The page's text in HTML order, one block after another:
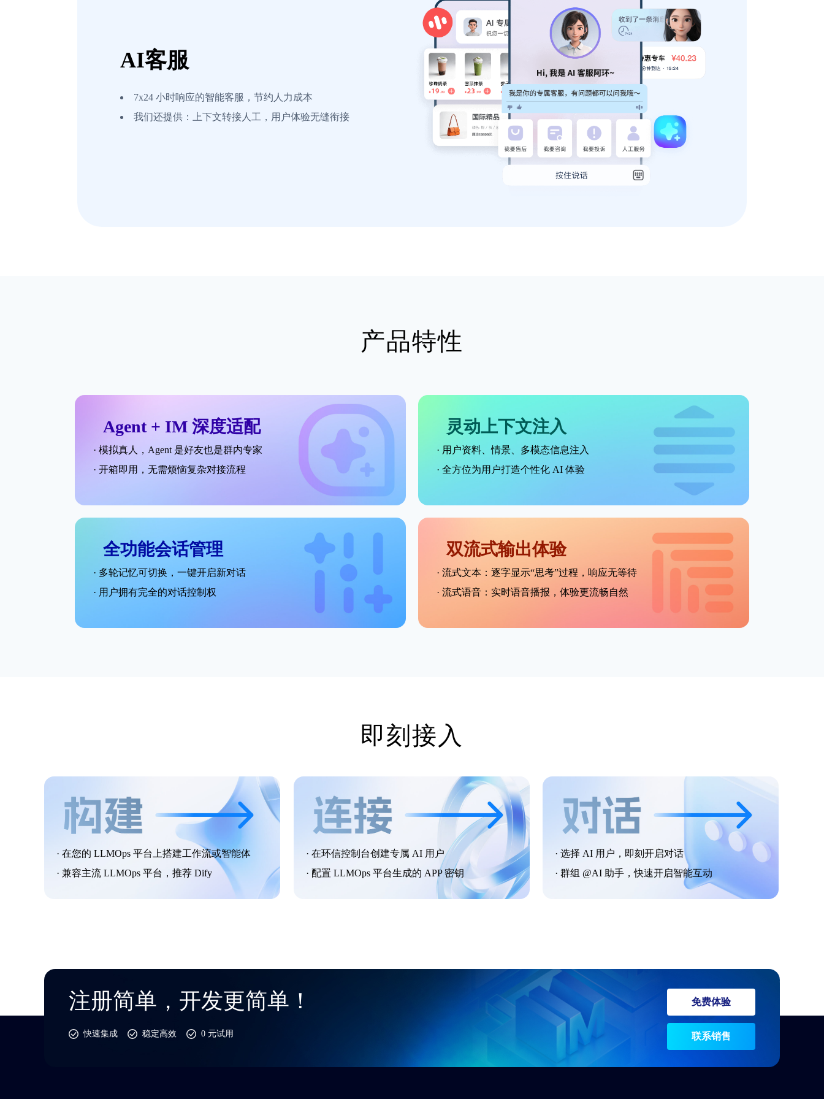
AI客服
7x24 小时响应的智能客服，节约人力成本
我们还提供：上下文转接人工，用户体验无缝衔接
产品特性
Agent + IM 深度适配
· 模拟真人，Agent 是好友也是群内专家
· 开箱即用，无需烦恼复杂对接流程
灵动上下文注入
· 用户资料、情景、多模态信息注入
· 全方位为用户打造个性化 AI 体验
全功能会话管理
· 多轮记忆可切换，一键开启新对话
· 用户拥有完全的对话控制权
双流式输出体验
· 流式文本：逐字显示“思考”过程，响应无等待
· 流式语音：实时语音播报，体验更流畅自然
即刻接入
· 在您的 LLMOps 平台上搭建工作流或智能体
· 兼容主流 LLMOps 平台，推荐 Dify
· 在环信控制台创建专属 AI 用户
· 配置 LLMOps 平台生成的 APP 密钥
· 选择 AI 用户，即刻开启对话
· 群组 @AI 助手，快速开启智能互动
注册简单，开发更简单！
快速集成 稳定高效 0 元试用
免费体验
联系销售
我已阅读并同意 通讯云隐私政策
提交
不了，谢谢
登录即时通讯云